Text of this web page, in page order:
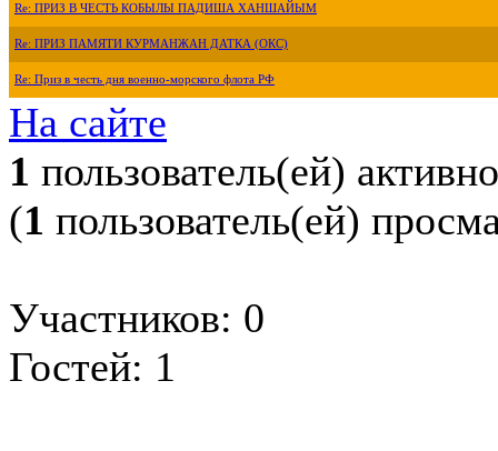
Re: ПРИЗ В ЧЕСТЬ КОБЫЛЫ ПАДИША ХАНШАЙЫМ
Re: ПРИЗ ПАМЯТИ КУРМАНЖАН ДАТКА (ОКС)
Re: Приз в честь дня военно-морского флота РФ
На сайте
1 пользователь(ей) активно
(1 пользователь(ей)
Участников: 0
Гостей: 1